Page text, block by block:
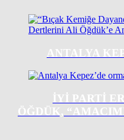
ANTALYA
İYİ PARTI
ÖĞDÜK,